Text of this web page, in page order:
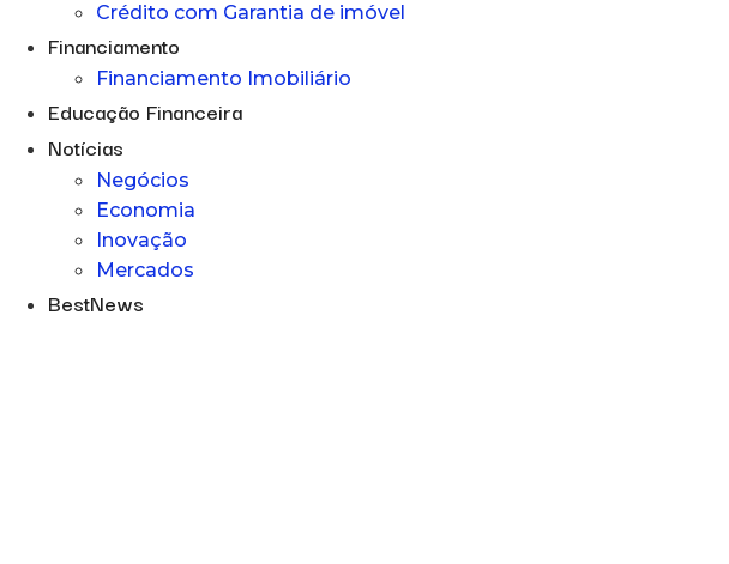
Crédito com Garantia de imóvel
Financiamento
Financiamento Imobiliário
Educação Financeira
Notícias
Negócios
Economia
Inovação
Mercados
BestNews